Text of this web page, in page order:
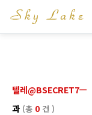
텔레@BSECRET7ㅡ
과 (총 0 건 )